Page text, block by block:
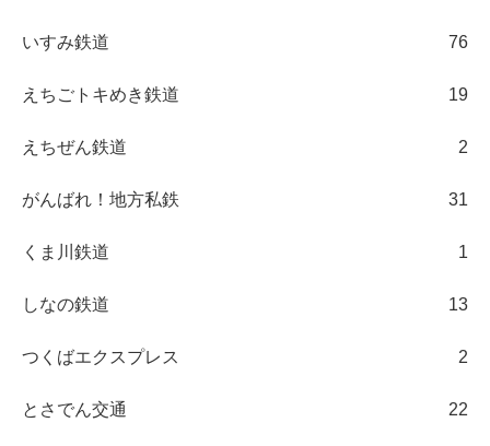
いすみ鉄道 76
えちごトキめき鉄道 19
えちぜん鉄道 2
がんばれ！地方私鉄 31
くま川鉄道 1
しなの鉄道 13
つくばエクスプレス 2
とさでん交通 22